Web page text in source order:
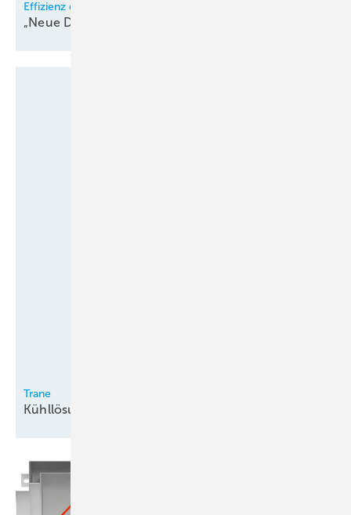
Effizienz durch intelligentes Klimakonzept
„Neue Dependance“ der Messe
Trane
Kühllösungen für